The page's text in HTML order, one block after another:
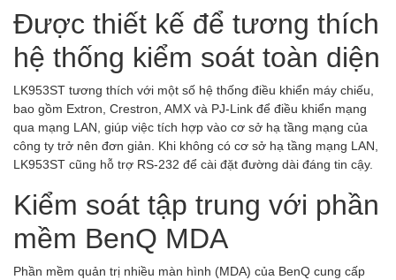
Được thiết kế để tương thích
hệ thống kiểm soát toàn diện
LK953ST tương thích với một số hệ thống điều khiển máy chiếu,
bao gồm Extron, Crestron, AMX và PJ-Link để điều khiển mạng
qua mạng LAN, giúp việc tích hợp vào cơ sở hạ tầng mạng của
công ty trở nên đơn giản. Khi không có cơ sở hạ tầng mạng LAN,
LK953ST cũng hỗ trợ RS-232 để cài đặt đường dài đáng tin cậy.
Kiểm soát tập trung với phần
mềm BenQ MDA
Phần mềm quản trị nhiều màn hình (MDA) của BenQ cung cấp